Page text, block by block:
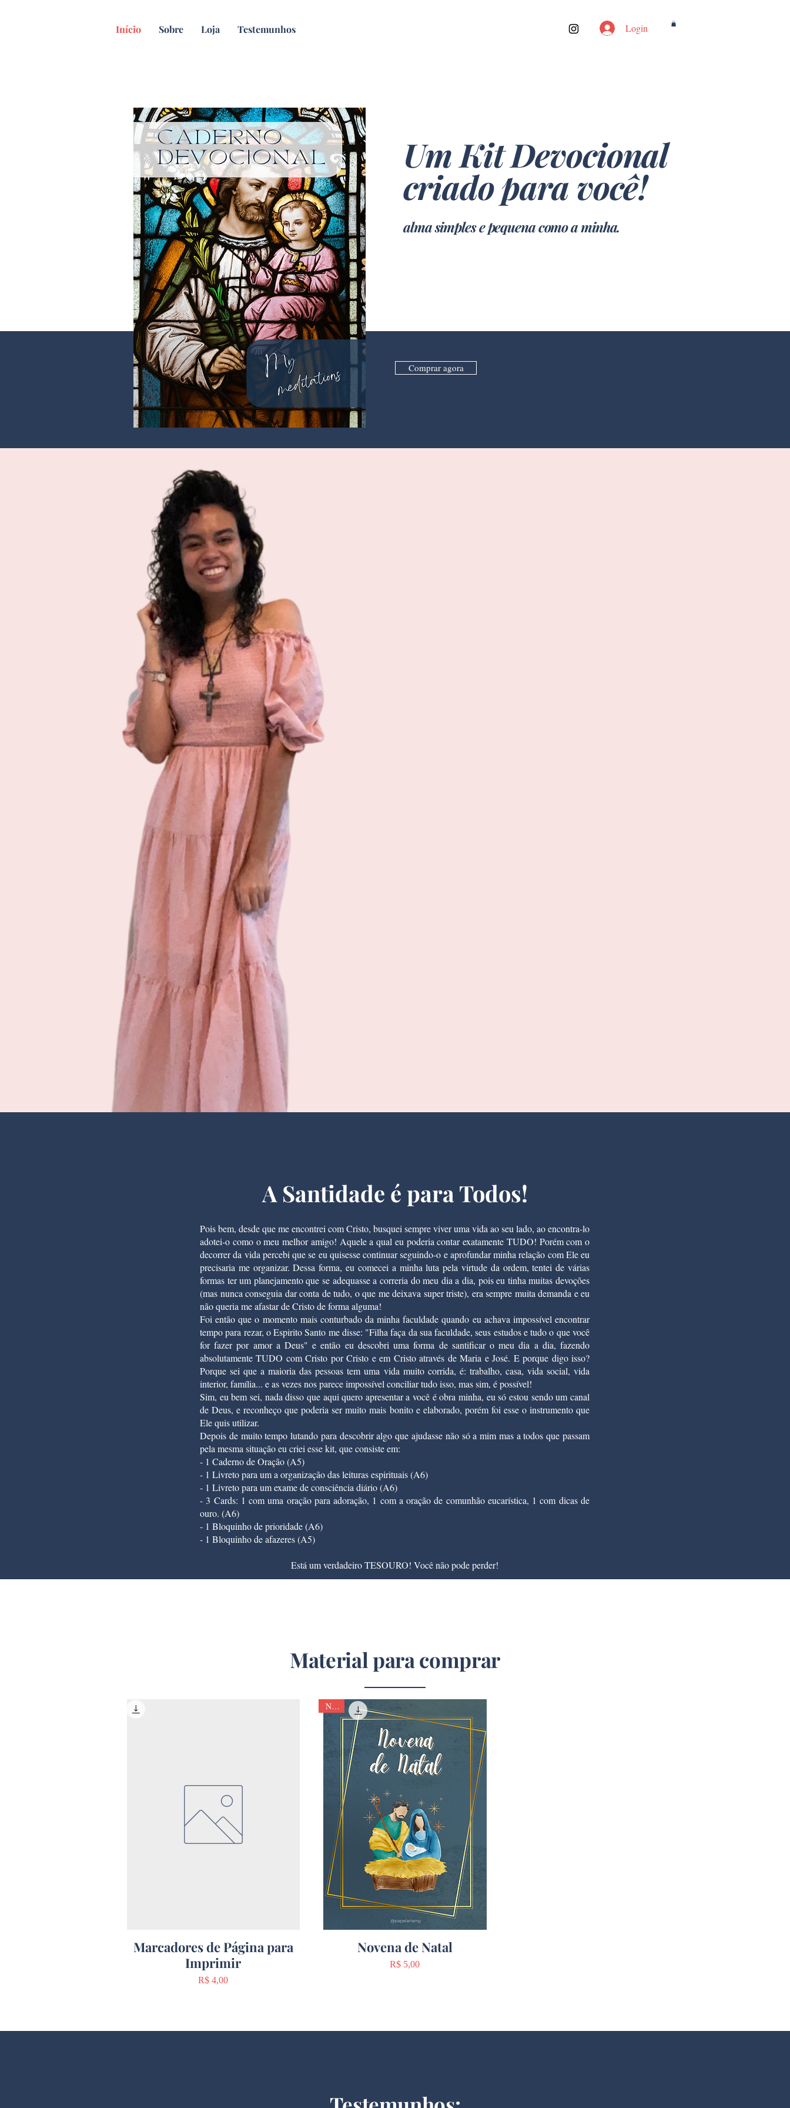
Início Sobre Loja Testemunhos Login
Um Kit Devocional
criado para você!
alma simples e pequena como a minha.
Comprar agora
A Santidade é para Todos!
Pois bem, desde que me encontrei com Cristo, busquei sempre viver uma vida ao seu lado, ao encontra-lo
adotei-o como o meu melhor amigo! Aquele a qual eu poderia contar exatamente TUDO! Porém com o
decorrer da vida percebi que se eu quisesse continuar seguindo-o e aprofundar minha relação com Ele eu
precisaria me organizar. Dessa forma, eu comecei a minha luta pela virtude da ordem, tentei de várias
formas ter um planejamento que se adequasse a correria do meu dia a dia, pois eu tinha muitas devoções
(mas nunca conseguia dar conta de tudo, o que me deixava super triste), era sempre muita demanda e eu
não queria me afastar de Cristo de forma alguma!
Foi então que o momento mais conturbado da minha faculdade quando eu achava impossível encontrar
tempo para rezar, o Espirito Santo me disse: "Filha faça da sua faculdade, seus estudos e tudo o que você
for fazer por amor a Deus" e então eu descobri uma forma de santificar o meu dia a dia, fazendo
absolutamente TUDO com Cristo por Cristo e em Cristo através de Maria e José. E porque digo isso?
Porque sei que a maioria das pessoas tem uma vida muito corrida, é: trabalho, casa, vida social, vida
interior, família... e as vezes nos parece impossível conciliar tudo isso, mas sim, é possível!
Sim, eu bem sei, nada disso que aqui quero apresentar a você é obra minha, eu só estou sendo um canal
de Deus, e reconheço que poderia ser muito mais bonito e elaborado, porém foi esse o instrumento que
Ele quis utilizar.
Depois de muito tempo lutando para descobrir algo que ajudasse não só a mim mas a todos que passam
pela mesma situação eu criei esse kit, que consiste em:
- 1 Caderno de Oração (A5)
- 1 Livreto para um a organização das leituras espirituais (A6)
- 1 Livreto para um exame de consciência diário (A6)
- 3 Cards: 1 com uma oração para adoração, 1 com a oração de comunhão eucarística, 1 com dicas de
ouro. (A6)
- 1 Bloquinho de prioridade (A6)
- 1 Bloquinho de afazeres (A5)
Está um verdadeiro TESOURO! Você não pode perder!
Material para comprar
Marcadores de Página para
Imprimir
Preço
R$ 4,00
Natal
Novena de Natal
Preço
R$ 5,00